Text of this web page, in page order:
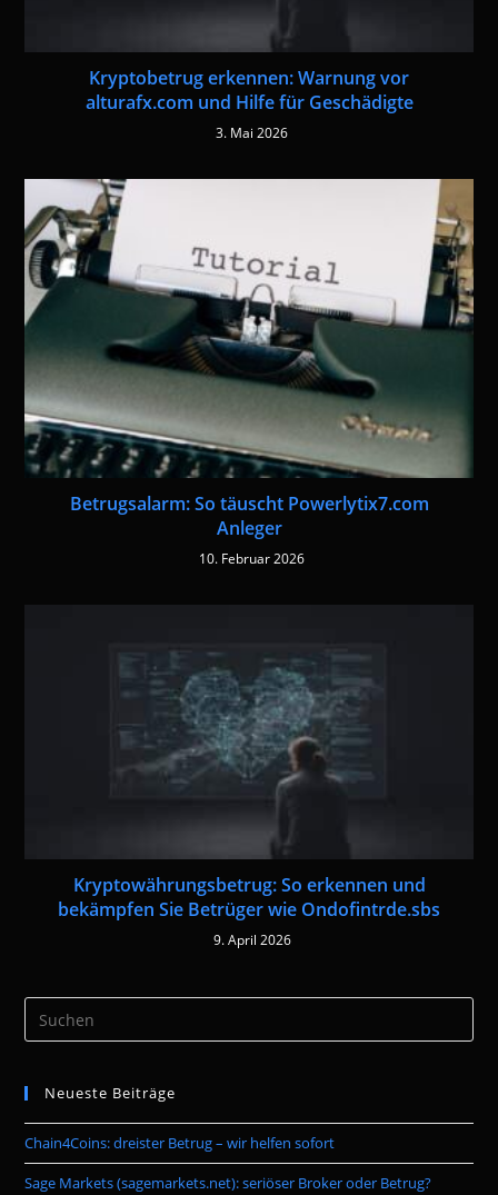
Kryptobetrug erkennen: Warnung vor
alturafx.com und Hilfe für Geschädigte
3. Mai 2026
Betrugsalarm: So täuscht Powerlytix7.com
Anleger
10. Februar 2026
Kryptowährungsbetrug: So erkennen und
bekämpfen Sie Betrüger wie Ondofintrde.sbs
9. April 2026
the
Neueste Beiträge
Chain4Coins: dreister Betrug – wir helfen sofort
Sage Markets (sagemarkets.net): seriöser Broker oder Betrug?